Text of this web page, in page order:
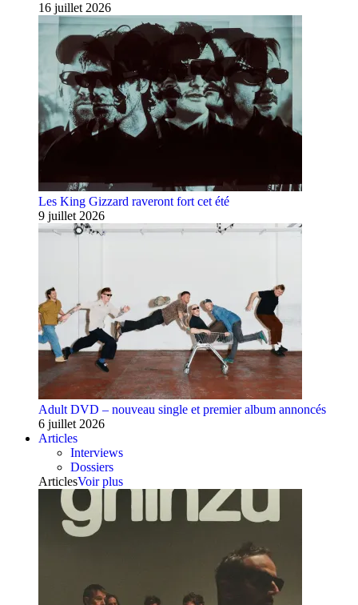
16 juillet 2026
Les King Gizzard raveront fort cet été
9 juillet 2026
Adult DVD – nouveau single et premier album annoncés
6 juillet 2026
Articles
Interviews
Dossiers
ArticlesVoir plus